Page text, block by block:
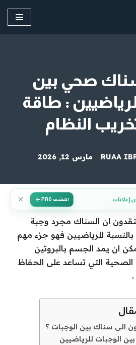
صحي بين
: طاقة
النظام
RUAA مارس 12, 2026
إعلانات اكتشف PRO
ان السناك مجرد وجبة
للرياضيين فهو جزء مهم
ان يمد الجسم بالبروتين
الصحية التي تساعد على الحفاظ
الى سناك بين الوجبات ؟
الوجبات للرياضيين